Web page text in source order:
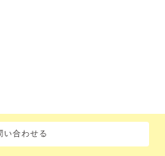
い合わせる